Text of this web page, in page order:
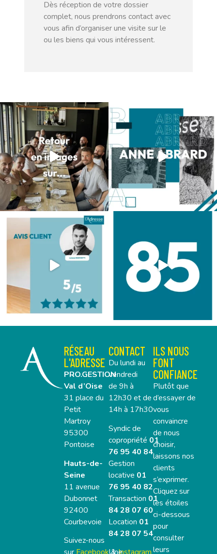
Dès réception de votre dossier
complet, nous prendrons contact avec
vous afin d’organiser une visite sur le
ou les biens qui vous intéressent.
RÉSEAU
L'ADRESSE
PRO.GESTION
Val d’Oise
31 place du
Petit
Martroy
95300
Pontoise
Hauts-de-
Seine
11 avenue
Dubonnet
92400
Courbevoie
Suivez-nous
CONTACT
Du lundi au
vendredi
de 9h à
12h30 et de
14h à 17h30
Syndic de
copropriété 01
76 95 40 84
Gestion
locative 01
76 95 40 82
Transaction 01
84 28 07 60
Location 01
84 28 07 54
ILS NOUS
FONT
CONFIANCE
Plutôt que
d’essayer de
vous
convaincre
de nous
choisir,
laissons nos
clients
s’exprimer.
Cliquez sur
les étoiles
ci-dessous
pour
consulter
leurs